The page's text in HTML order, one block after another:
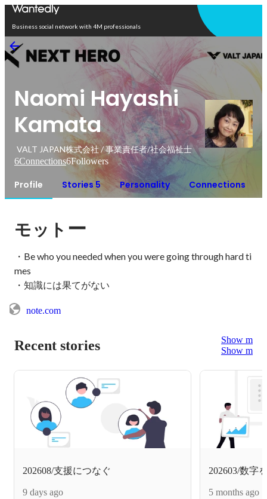
Business social network with 4M professionals
Naomi Hayashi
Kamata
VALT JAPAN株式会社 / 事業責任者/社会福祉士
6Connections6Followers
Profile Stories 5 Personality Connections
モット ー
・Be who you needed when you were going through hard ti
mes
・知識には果てがない
note.com
Recent stories
Show more
Show more
202608/支援につなぐ
9 days ago
202603/数字
5 months ago